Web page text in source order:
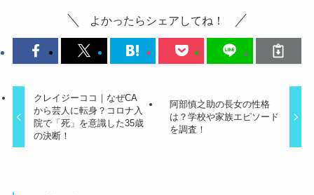
よかったらシェアしてね！
クレイジーココ｜なぜCA
から芸人に転身？コロナ入
院で「死」を意識した35歳
の決断！
阿部慎之助の長女の性格
は？学校や家族エピソード
を調査！